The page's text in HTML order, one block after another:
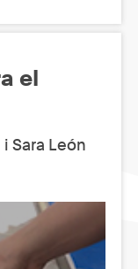
el
Sara León